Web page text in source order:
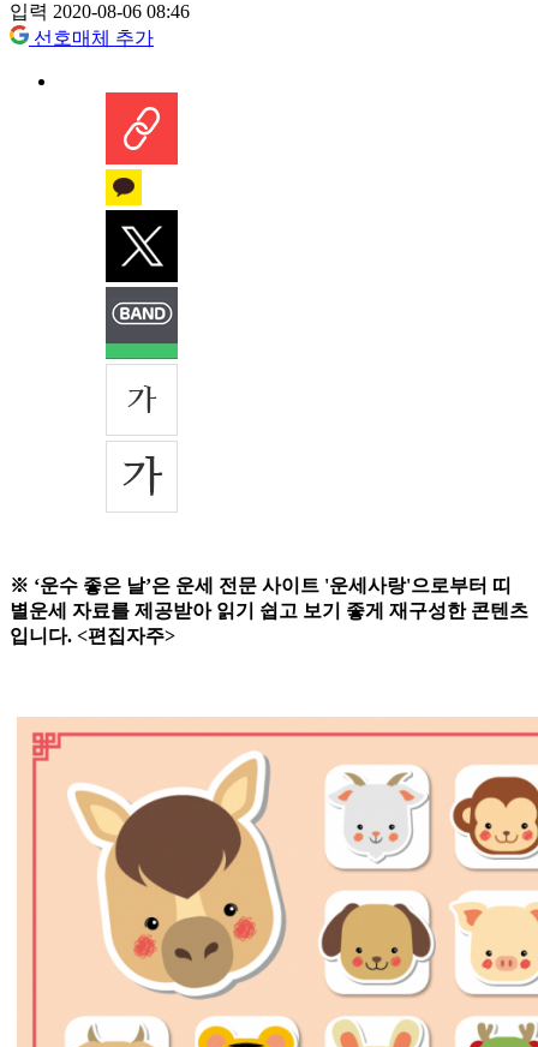
입력 2020-08-06 08:46
선호매체 추가
※ ‘운수 좋은 날’은 운세 전문 사이트 '운세사랑'으로부터 띠
별운세 자료를 제공받아 읽기 쉽고 보기 좋게 재구성한 콘텐츠
입니다. <편집자주>